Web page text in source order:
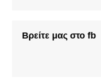
Βρείτε μας στο fb